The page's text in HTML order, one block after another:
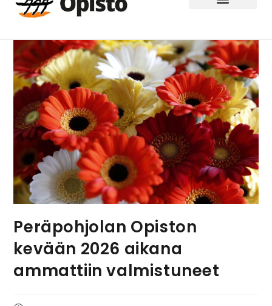
Peräpohjolan Opiston
kevään 2026 aikana
ammattiin valmistuneet